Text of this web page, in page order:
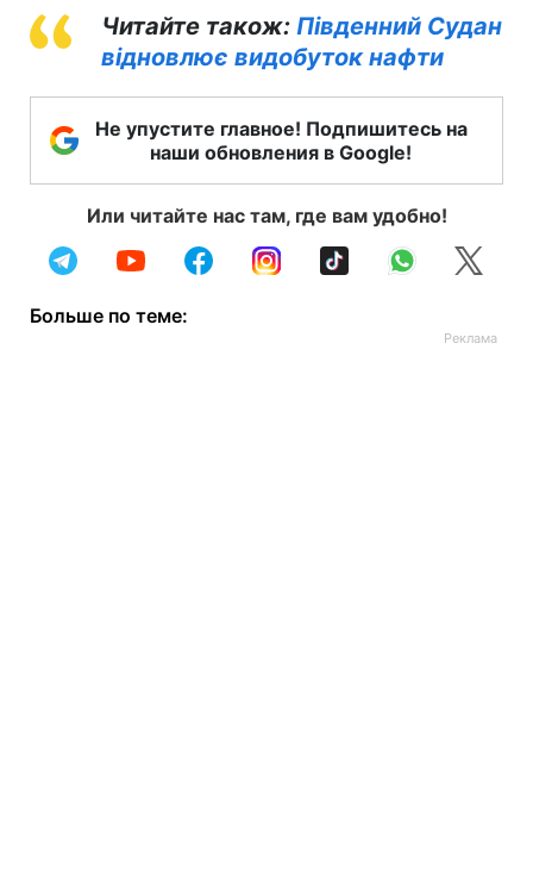
Читайте також: Південний Судан
відновлює видобуток нафти
Не упустите главное! Подпишитесь на
наши обновления в Google!
Или читайте нас там, где вам удобно!
Больше по теме: